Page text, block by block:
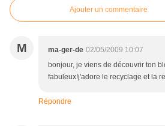
Ajouter un commentaire
M ma-ger-de 02/05/2009 10:07
bonjour, je viens de découvrir ton
fabuleux!j'adore le recyclage et la
Répondre